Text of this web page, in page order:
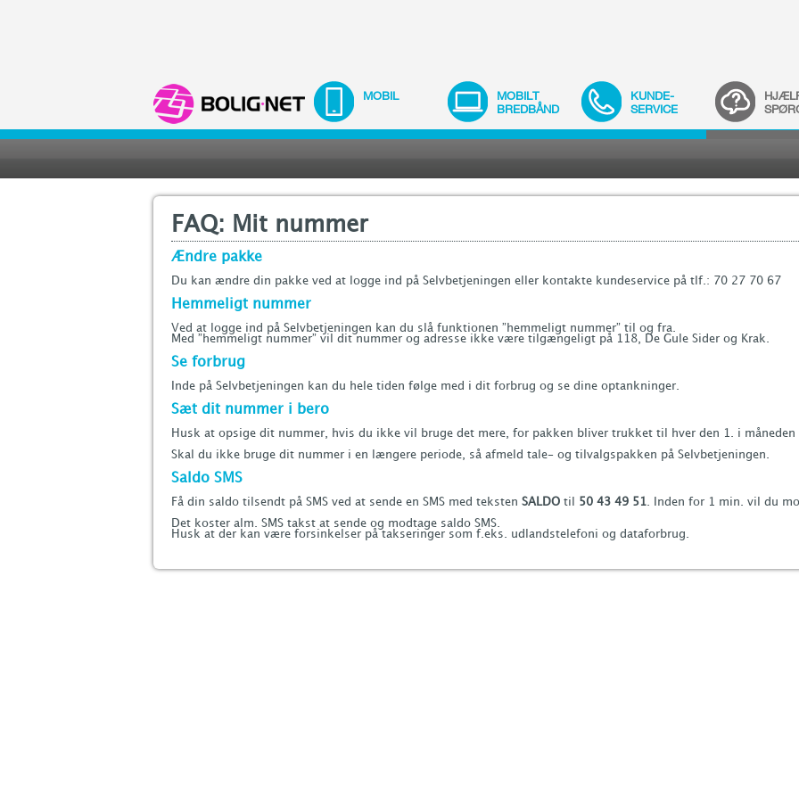
MOBIL
MOBILT
BREDBÅND
KUNDE-
SERVICE
FAQ: Mit nummer
Ændre pakke
Du kan ændre din pakke ved at logge ind på Selvbetjeningen eller kontakte kundeservice på tlf.: 70 27 70 67
Hemmeligt nummer
Ved at logge ind på Selvbetjeningen kan du slå funktionen ”hemmeligt nummer” til og fra.
Med ”hemmeligt nummer” vil dit nummer og adresse ikke være tilgængeligt på 118, De Gule Sider og Krak.
Se forbrug
Inde på Selvbetjeningen kan du hele tiden følge med i dit forbrug og se dine optankninger.
Sæt dit nummer i bero
Husk at opsige dit nummer, hvis du ikke vil bruge det mere, for pakken bliver trukket til hver den 1. i
Skal du ikke bruge dit nummer i en længere periode, så afmeld tale- og tilvalgspakken på Selvbetjeningen.
Saldo SMS
Få din saldo tilsendt på SMS ved at sende en SMS med teksten SALDO til 50 43 49 51 . Inden for 1 min. vil du
Det koster alm. SMS takst at sende og modtage saldo SMS.
Husk at der kan være forsinkelser på takseringer som f.eks. udlandstelefoni og dataforbrug.